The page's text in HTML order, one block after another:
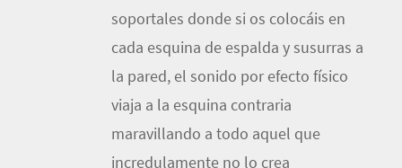
soportales donde si os colocáis en
cada esquina de espalda y susurras a
la pared, el sonido por efecto físico
viaja a la esquina contraria
maravillando a todo aquel que
incredulamente no lo crea